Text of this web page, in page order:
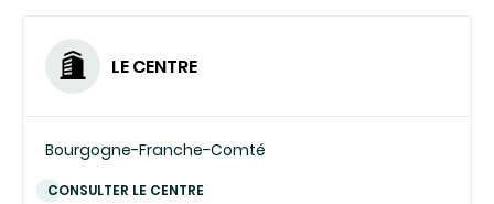
COURRIEL)
LE CENTRE
Bourgogne-Franche-Comté
CONSULTER LE CENTRE